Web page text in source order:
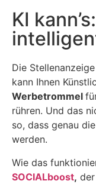
KI
Die
kann Ihnen
Werbetrommel
rühren. Und das
so, dass genau
werden.
Wie das
SOCIALboost, der